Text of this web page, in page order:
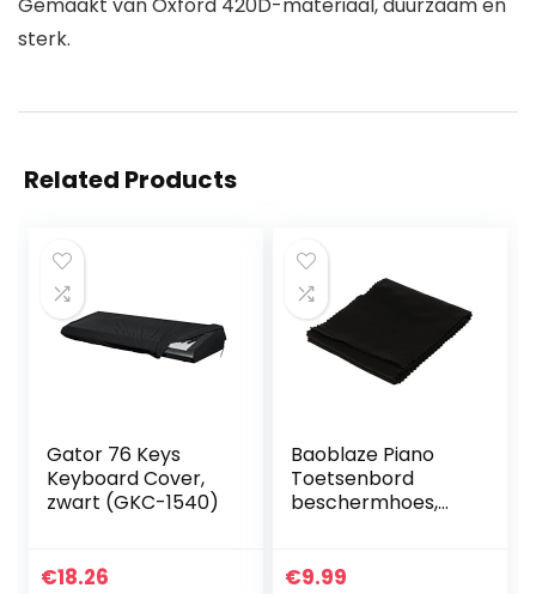
Gemaakt van Oxford 420D-materiaal, duurzaam en
sterk.
Related Products
Gator 76 Keys
Keyboard Cover,
zwart (GKC-1540)
€18.26
Baoblaze Piano
Toetsenbord
beschermhoes,
€9.99